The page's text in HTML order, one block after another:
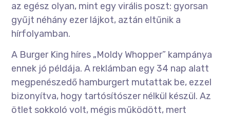
az egész olyan, mint egy virális poszt: gyorsan
gyűjt néhány ezer lájkot, aztán eltűnik a
hírfolyamban.
A Burger King híres „Moldy Whopper” kampánya
ennek jó példája. A reklámban egy 34 nap alatt
megpenészedő hamburgert mutattak be, ezzel
bizonyítva, hogy tartósítószer nélkül készül. Az
ötlet sokkoló volt, mégis működött, mert